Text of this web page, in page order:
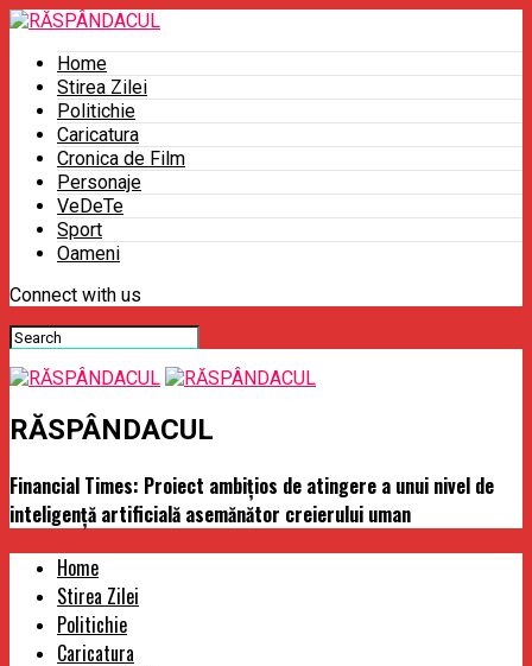
Home
Stirea Zilei
Politichie
Caricatura
Cronica de Film
Personaje
VeDeTe
Sport
Oameni
Connect with us
RĂSPÂNDACUL
Financial Times: Proiect ambiţios de atingere a unui nivel de
inteligenţă artificială asemănător creierului uman
Home
Stirea Zilei
Politichie
Caricatura